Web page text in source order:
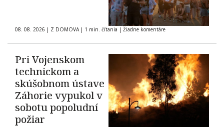
08. 08. 2026 | Z DOMOVA | 1 min. čítania | Žiadne komentáre
Pri Vojenskom
technickom a
skúšobnom ústave
Záhorie vypukol v
sobotu popoludní
požiar